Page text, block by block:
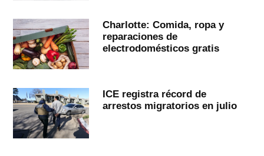
Charlotte: Comida, ropa y
reparaciones de
electrodomésticos gratis
ICE registra récord de
arrestos migratorios en julio